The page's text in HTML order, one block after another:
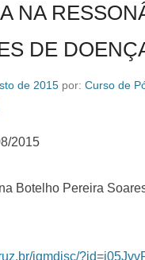
NA
DE
de 2015 por: Curso de
2015
Botelho Pereira
igmdisc/